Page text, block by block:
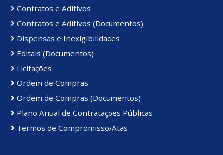
Contratos e Aditivos
Contratos e Aditivos (Documentos)
Dispensas e Inexigibilidades
Editais (Documentos)
Licitações
Ordem de Compras
Ordem de Compras (Documentos)
Plano Anual de Contratações Públicas
Termos de Compromisso/Atas